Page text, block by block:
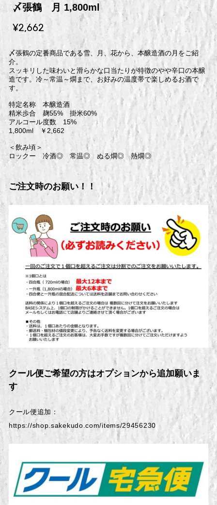
〆張鶴 月 1,800ml
¥2,662
〆張鶴の定番商品である雪、月、花から、本醸造酒の月をご紹
介。
スッキリした味わいと滑らかな口当たりが特徴のやや辛口の本醸
造です。冷～常温～燗まで、お好みの温度帯で楽しめるお酒で
す。
特定名称 本醸造酒
精米歩合 麹55% 掛米60%
アルコール度数 15%
1,800ml ￥2,662
＜飲み頃＞
ロックー 冷酒◎ 常温◎ ぬる燗◎ 熱燗◎
ご注文時のお願い！！
クール便ご希望の方はオプションから追加願いま
す
クール便追加：
https://shop.sakekudo.com/items/29456230